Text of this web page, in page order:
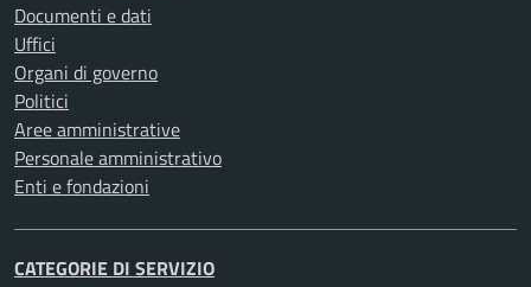
Documenti e dati
Uffici
Organi di governo
Politici
Aree amministrative
Personale amministrativo
Enti e fondazioni
CATEGORIE DI SERVIZIO